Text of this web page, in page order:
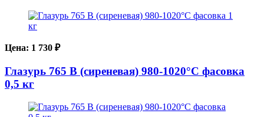
Цена: 1 730 ₽
Глазурь 765 В (сиреневая) 980-1020°С фасовка
0,5 кг